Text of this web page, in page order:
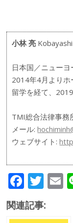
小林 亮
日本国／ニューヨ
2014年4月よりホ
留学を経て、
TMI総合法律事務
メール:
ウェブサイト:
F
ac
e
T
itt
E
関連記事: